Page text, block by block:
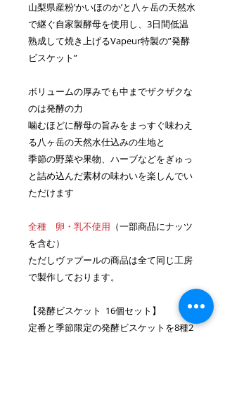
山梨県産粉’かいほのか’と八ヶ岳の天然水
で継ぐ自家製酵母を使用し、3日間低温
熟成して焼き上げるVapeur特製の”発酵
ビスケット”
ボリュームの厚みでも中までザクザクな
のは発酵の力
噛むほどに酵母の旨みをまっすぐ味わえ
る八ヶ岳の天然水仕込みの生地と
季節の野菜や果物、ハーブなどをぎゅっ
と詰め込んだ素材の味わいを楽しんでい
ただけます
全種 卵・乳不使用 （一部商品にナッツ
を含む）
ただしヴァプールの商品は全て同じ工房
で製作しております。
【発酵ビスケット 16個セット】
定番と季節限定の発酵ビスケットを8種2